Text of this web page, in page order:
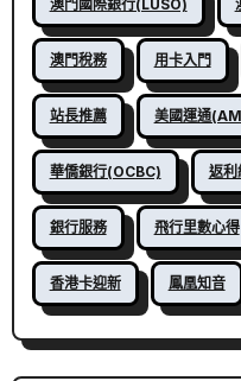
澳門國際銀行(LUSO)
澳門稅務 用卡入門
站長推薦 美國運通
華僑銀行(OCBC) 返利
銀行服務 飛行里數心得
香港卡迎新 鳳凰知音